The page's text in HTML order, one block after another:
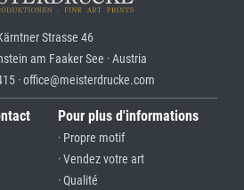
Strasse 46
am Faaker See · Austria
· office@meisterdrucke.com
Pour plus d'informations
· Propre motif
· Vendez votre art
· Qualité